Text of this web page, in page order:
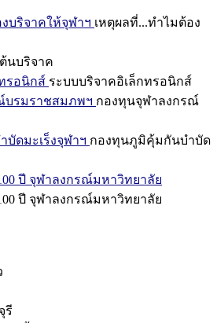
บริจาคให้จุฬาฯ เหตุผลที่...ทำไมต้อง
นบริจาค
รอนิกส์ ระบบบริจาคอิเล็กทรอนิกส์
บรมราชสมภพฯ กองทุนจุฬาลงกรณ์
ดมะเร็งจุฬาฯ กองทุนภูมิคุ้มกันบำบัด
ปี จุฬาลงกรณ์มหาวิทยาลัย
ปี จุฬาลงกรณ์มหาวิทยาลัย
รี